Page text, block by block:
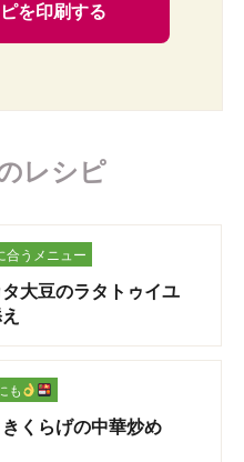
を印刷する
レシピ
合うメニュー
大豆のラタトゥイユ
も
くらげの中華炒め